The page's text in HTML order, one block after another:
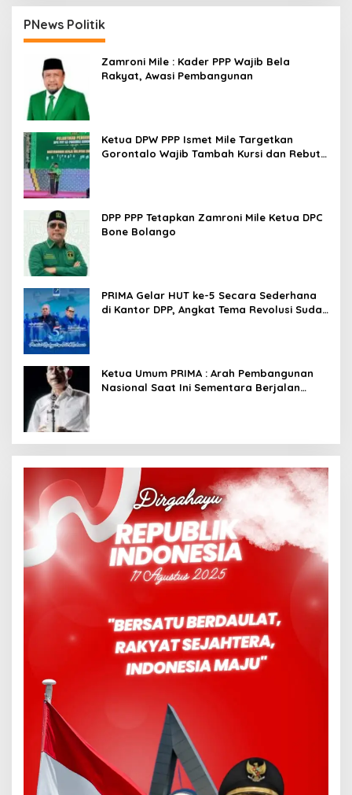
PNews Politik
Zamroni Mile : Kader PPP Wajib Bela
Rakyat, Awasi Pembangunan
Ketua DPW PPP Ismet Mile Targetkan
Gorontalo Wajib Tambah Kursi dan Rebut
DPP PPP Tetapkan Zamroni Mile Ketua DPC
Bone Bolango
PRIMA Gelar HUT ke-5 Secara Sederhana
di Kantor DPP, Angkat Tema Revolusi Sudah
Ketua Umum PRIMA : Arah Pembangunan
Nasional Saat Ini Sementara Berjalan